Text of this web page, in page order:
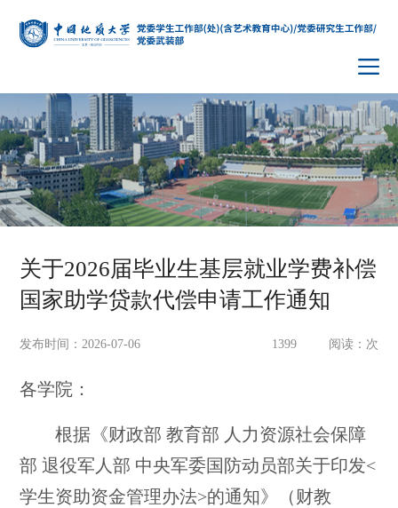
关于2026届毕业生基层就业学费补偿
国家助学贷款代偿申请工作通知
发布时间：2026-07-06 阅读：
1399 次
各学院：
根据《财政部 教育部 人力资源社会保障
部 退役军人部 中央军委国防动员部关于印发<
学生资助资金管理办法>的通知》（财教